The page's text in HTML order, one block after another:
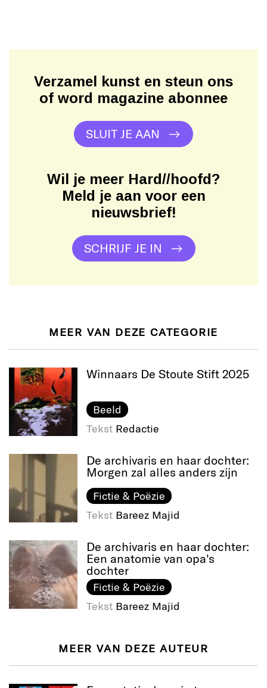
Verzamel kunst en steun ons
of word magazine abonnee
SLUIT JE AAN
Wil je meer Hard//hoofd?
Meld je aan voor een
nieuwsbrief!
SCHRIJF JE IN
MEER VAN DEZE CATEGORIE
Winnaars De Stoute Stift 2025
Beeld
Tekst Redactie
De archivaris en haar dochter:
Morgen zal alles anders zijn
Fictie & Poëzie
Tekst Bareez Majid
De archivaris en haar dochter:
Een anatomie van opa's
dochter
Fictie & Poëzie
Tekst Bareez Majid
MEER VAN DEZE AUTEUR